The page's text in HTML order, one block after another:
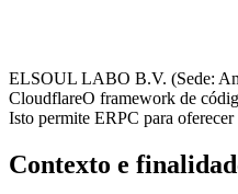
ELSOUL LABO B.V. (Sede:
CloudflareO framework de
Isto permite ERPC para
Contexto e